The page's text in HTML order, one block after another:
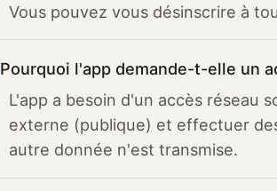
Vous pouvez vous désinscrire à
Pourquoi l'app demande-t-elle un
L'app a besoin d'un accès réseau
externe (publique) et effectuer
autre donnée n'est transmise.